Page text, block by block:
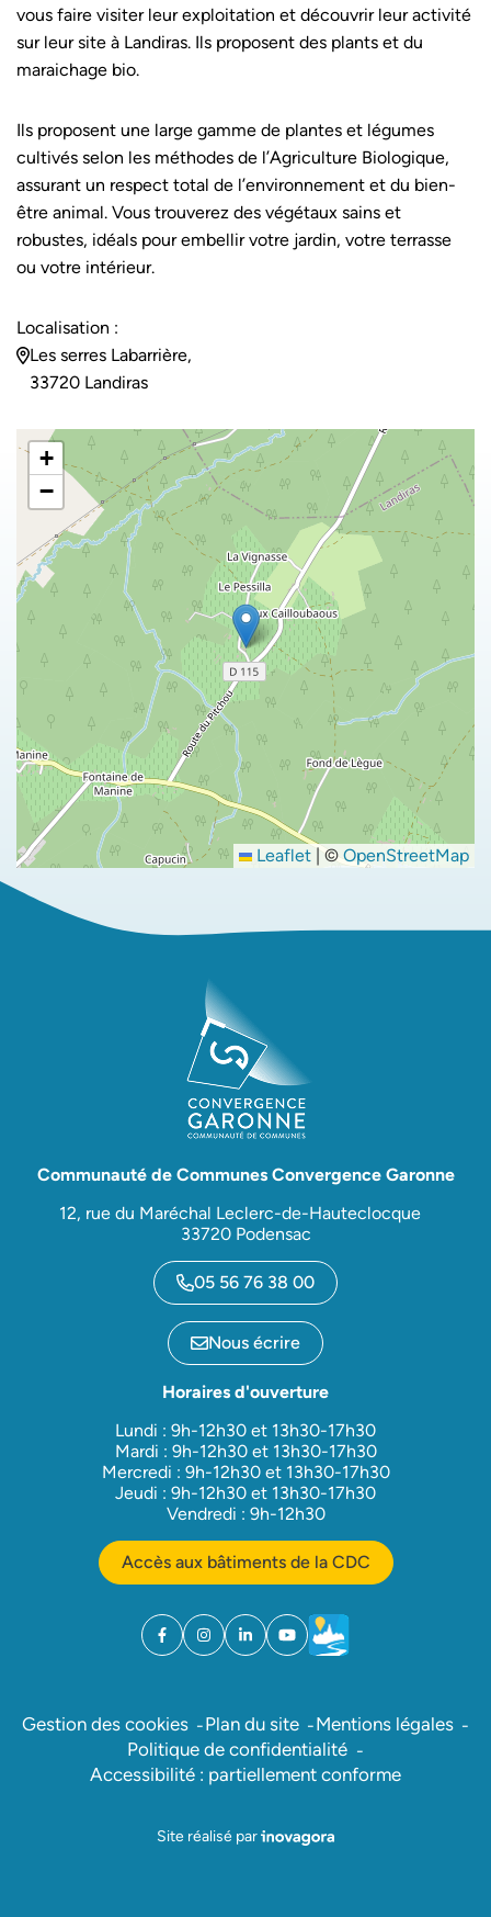
vous faire visiter leur exploitation et découvrir leur activité
sur leur site à Landiras. Ils proposent des plants et du
maraichage bio.
Ils proposent une large gamme de plantes et légumes
cultivés selon les méthodes de l’Agriculture Biologique,
assurant un respect total de l’environnement et du bien-
être animal. Vous trouverez des végétaux sains et
robustes, idéals pour embellir votre jardin, votre terrasse
ou votre intérieur.
Localisation :
Les serres Labarrière,
33720 Landiras
+
−
Leaflet © OpenStreetMap
Communauté de Communes Convergence Garonne
12, rue du Maréchal Leclerc-de-Hauteclocque
33720 Podensac
05 56 76 38 00
Nous écrire
Horaires d'ouverture
Lundi : 9h-12h30 et 13h30-17h30
Mardi : 9h-12h30 et 13h30-17h30
Mercredi : 9h-12h30 et 13h30-17h30
Jeudi : 9h-12h30 et 13h30-17h30
Vendredi : 9h-12h30
Accès aux bâtiments de la CDC
Facebook
(ouverture dans un nouvel onglet)
Instagram
(ouverture dans un nouvel onglet)
Linkedin
(ouverture dans un nouvel onglet)
YouTube
(ouverture dans un nouvel
Météo
(ouverture dans un
Gestion des cookies Plan du site
Mentions légales
Politique de confidentialité
Accessibilité : partiellement conforme
Site réalisé parInovagora (ouverture dans un